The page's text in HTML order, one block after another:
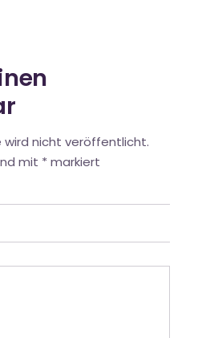
wird nicht veröffentlicht.
mit * markiert